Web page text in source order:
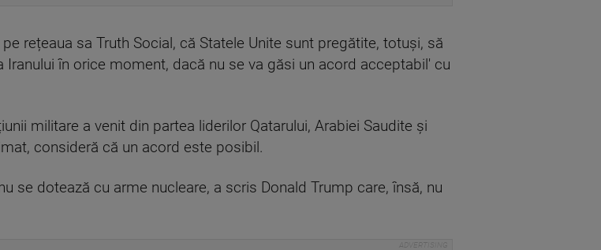
rețeaua sa Truth Social, că Statele Unite sunt pregătite, totuși, să
în orice moment, dacă nu se va găsi un acord acceptabil' cu
militare a venit din partea liderilor Qatarului, Arabiei Saudite și
consideră că un acord este posibil.
se dotează cu arme nucleare, a scris Donald Trump care, însă, nu